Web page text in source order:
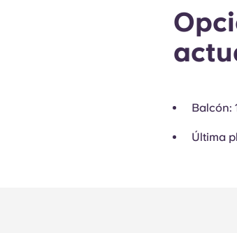
Balcón:
Última